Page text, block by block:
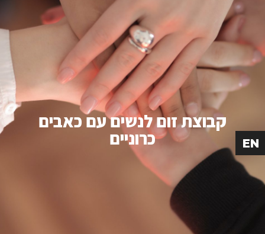
EN
קבוצת זום לנשים עם כאבים
כרוניים